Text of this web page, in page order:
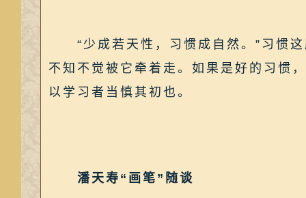
“少成若天性，习惯成自然。”习惯这
不知不觉被它牵着走。如果是好的习惯
以学习者当慎其初也。
潘天寿“画笔”随谈